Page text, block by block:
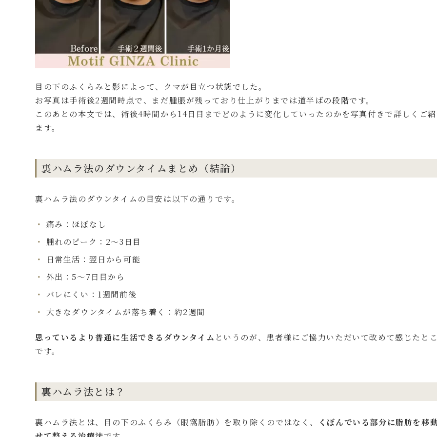
目の下のふくらみと影によって、クマが目立つ状態でした。
お写真は手術後2週間時点で、まだ腫脹が残っており仕上がりまでは道半ばの段階です。
このあとの本文では、術後4時間から14日目までどのように変化していったのかを写真付きで詳しくご
ます。
裏ハムラ法のダウンタイムまとめ（結論）
裏ハムラ法のダウンタイムの目安は以下の通りです。
痛み：ほぼなし
腫れのピーク：2〜3日目
日常生活：翌日から可能
外出：5〜7日目から
バレにくい：1週間前後
大きなダウンタイムが落ち着く：約2週間
思っているより普通に生活できるダウンタイム というのが、患者様にご協力いただいて改めて感じたと
です。
裏ハムラ法とは？
裏ハムラ法とは、目の下のふくらみ（眼窩脂肪）を取り除くのではなく、
くぼんでいる部分に脂肪を移